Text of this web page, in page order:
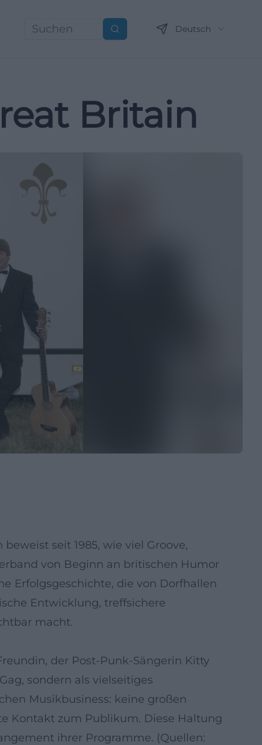
Suchen Deutsch
Britain
seit 1985, wie viel Groove,
von Beginn an britischen Humor
Erfolgsgeschichte, die von Dorfhallen
Entwicklung, treffsichere
macht.
der Post-Punk-Sängerin Kitty
sondern als vielseitiges
Musikbusiness: keine großen
Kontakt zum Publikum. Diese Haltung
ihrer Programme. (Quellen: